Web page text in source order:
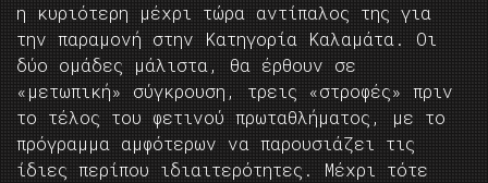
η κυριότερη μέχρι τώρα αντίπαλος της για
την παραμονή στην Κατηγορία Καλαμάτα. Οι
δύο ομάδες μάλιστα, θα έρθουν σε
«μετωπική» σύγκρουση, τρεις «στροφές» πριν
το τέλος του φετινού πρωταθλήματος, με το
πρόγραμμα αμφότερων να παρουσιάζει τις
ίδιες περίπου ιδιαιτερότητες. Μέχρι τότε